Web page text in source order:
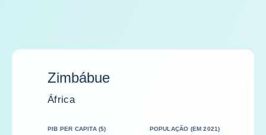
Zimbábue
África
PIB PER CAPITA ($) POPULAÇÃO (EM 2021)